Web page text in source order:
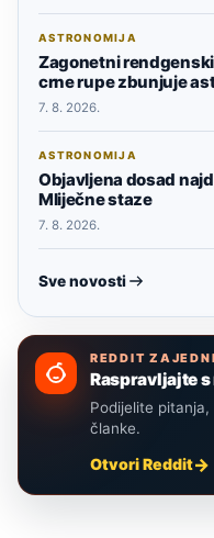
ASTRONOMIJA
Zagonetni
crne rupe zbunjuje
7. 8. 2026.
ASTRONOMIJA
Objavljena dosad
Mliječne staze
7. 8. 2026.
Sve novosti
REDDIT
Raspravljajte
Podijelite
članke.
Otvori Reddit